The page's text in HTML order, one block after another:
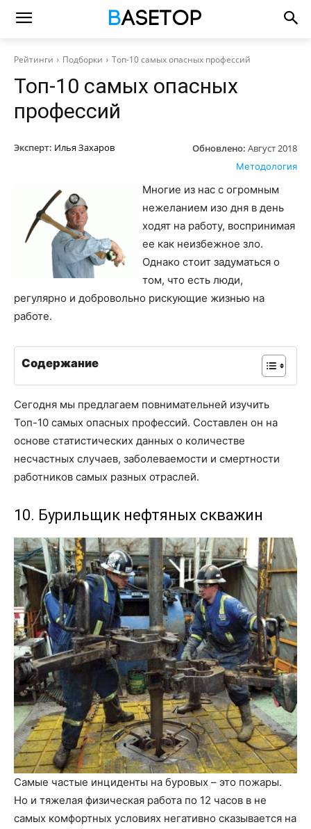
Рейтинги Подборки Топ-10 самых опасных профессий
Топ-10 самых опасных
профессий
Эксперт: Илья Захаров Обновлено: Август 2018
Методология
Многие из нас с огромным
нежеланием изо дня в день
ходят на работу, воспринимая
ее как неизбежное зло.
Однако стоит задуматься о
том, что есть люди,
регулярно и добровольно рискующие жизнью на
работе.
Содержание
Сегодня мы предлагаем повнимательней изучить
Топ-10 самых опасных профессий. Составлен он на
основе статистических данных о количестве
несчастных случаев, заболеваемости и смертности
работников самых разных отраслей.
10. Бурильщик нефтяных скважин
Самые частые инциденты на буровых – это пожары.
Но и тяжелая физическая работа по 12 часов в не
самых комфортных условиях негативно сказывается на